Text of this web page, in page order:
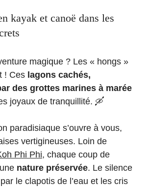
kayak et canoë dans les
magique ? Les « hongs »
! Ces lagons cachés,
des grottes marines à marée
joyaux de tranquillité. 🛶
paradisiaque s’ouvre à vous,
vertigineuses. Loin de
Phi Phi, chaque coup de
nature préservée. Le silence
le clapotis de l’eau et les cris